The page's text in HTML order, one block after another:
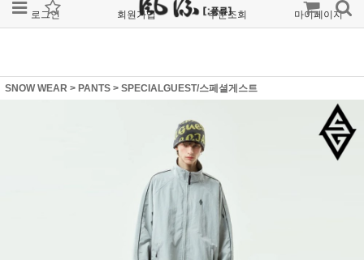
로그인 회원가입 주문조회 마이페이지
SNOW WEAR > PANTS > SPECIALGUEST/스페셜게스트